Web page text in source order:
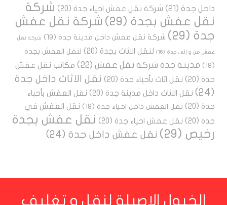
داخل جدة (21) شركة نقل عفش احياء جدة (20)
شركة
نقل عفش بجدة (29)
شركة نقل عفش
جدة (29) شركة نقل عفش داخل مدينة جدة (19) شركة نقل
عفش من و إلى جدة (16) لنقل الاثاث بجدة (20)
لنقل العفش بجدة
(19)
مدينة جدة شركة نقل عفش (22)
مكاتب نقل عفش
جدة (20) نقل اثاث بأحياء جدة (20)
نقل الاثاث داخل جدة
(24)
نقل الاثاث داخل مدينة جدة (20)
نقل العفش بأحياء
جدة (20) نقل العفش داخل احياء جدة (19)
نقل العفش في
جدة (20) نقل عفش احياء جدة (20)
نقل عفش بجدة
رخيص (29) نقل عفش داخل جدة (24)
الخيول الاصيلة لنقل و تغليف